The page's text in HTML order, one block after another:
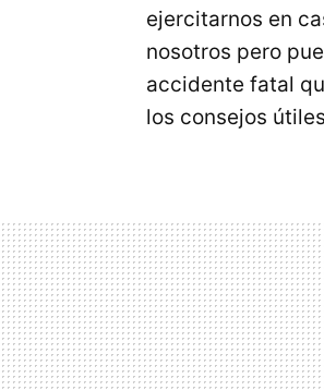
ejercitarnos en
nosotros pero
accidente fatal
los consejos